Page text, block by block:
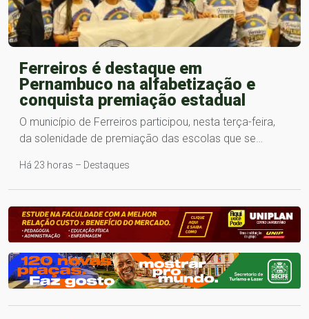
Ferreiros é destaque em
Pernambuco na alfabetização e
conquista premiação estadual
O município de Ferreiros participou, nesta terça-feira,
da solenidade de premiação das escolas que se…
Há 23 horas – Destaques